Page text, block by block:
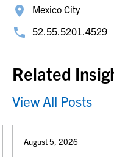
Mexico City
52.55.5201.4529
Related
View All Posts
August 5, 2026